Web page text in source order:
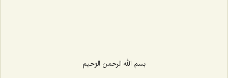
بسم الله الرحمن الرّحیم